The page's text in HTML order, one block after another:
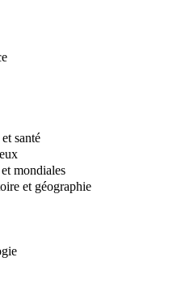
santé
mondiales
et géographie